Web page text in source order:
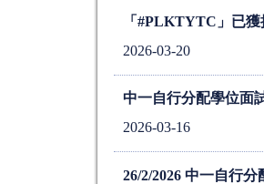
「#PLKTYTC」已
2026-03-20
中一自行分配學位面
2026-03-16
26/2/2026 中一自行